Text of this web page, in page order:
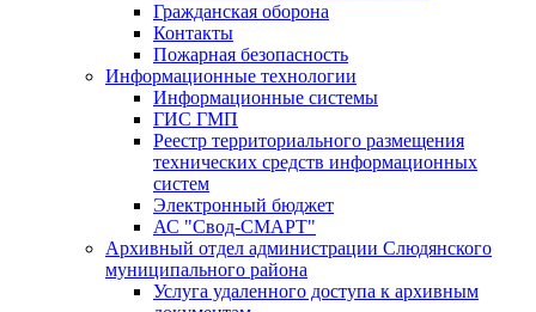
Гражданская оборона
Контакты
Пожарная безопасность
Информационные технологии
Информационные системы
ГИС ГМП
Реестр территориального размещения
технических средств информационных
систем
Электронный бюджет
АС "Свод-СМАРТ"
Архивный отдел администрации Слюдянского
муниципального района
Услуга удаленного доступа к архивным